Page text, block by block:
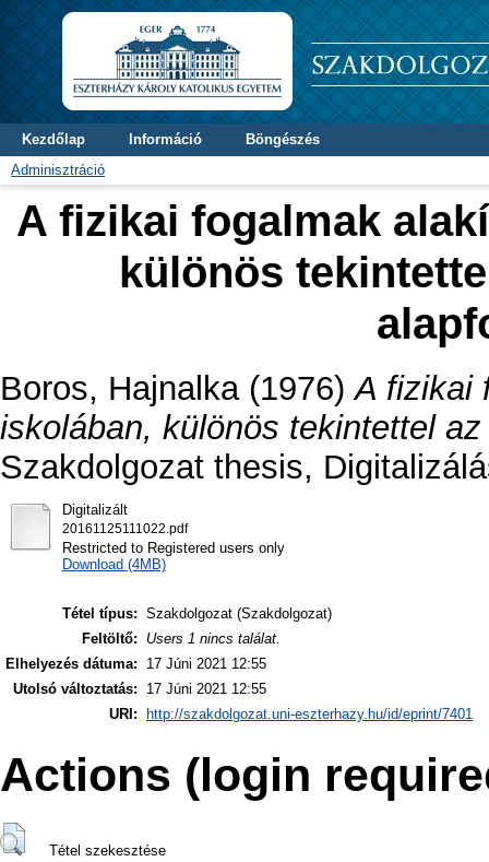
Kezdőlap Információ
Böngészés
Adminisztráció
A fizikai fogalmak
különös
Boros, Hajnalka(1976)A fizikai
iskolában, különös tekintettel
Szakdolgozat thesis,
Digitalizált
20161125111022.pdf
Restricted to Registered users only
Download (4MB)
Tétel típus: Szakdolgozat (Szakdolgozat)
Feltöltő:
Users 1 nincs találat.
Elhelyezés dátuma:
17 Júni 2021 12:55
Utolsó változtatás:
17 Júni 2021 12:55
URI:
http://szakdolgozat.uni-eszterhazy.hu/id/eprint/7401
Actions (login
Tétel szekesztése